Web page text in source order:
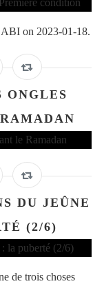
on 2023-01-18.
ONGLES
DU JEÛNE
(2/6)
de trois choses